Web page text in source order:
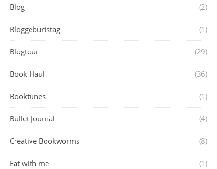
Blog (2)
Bloggeburtstag (1)
Blogtour (29)
Book Haul (36)
Booktunes (1)
Bullet Journal (4)
Creative Bookworms (8)
Eat with me (1)